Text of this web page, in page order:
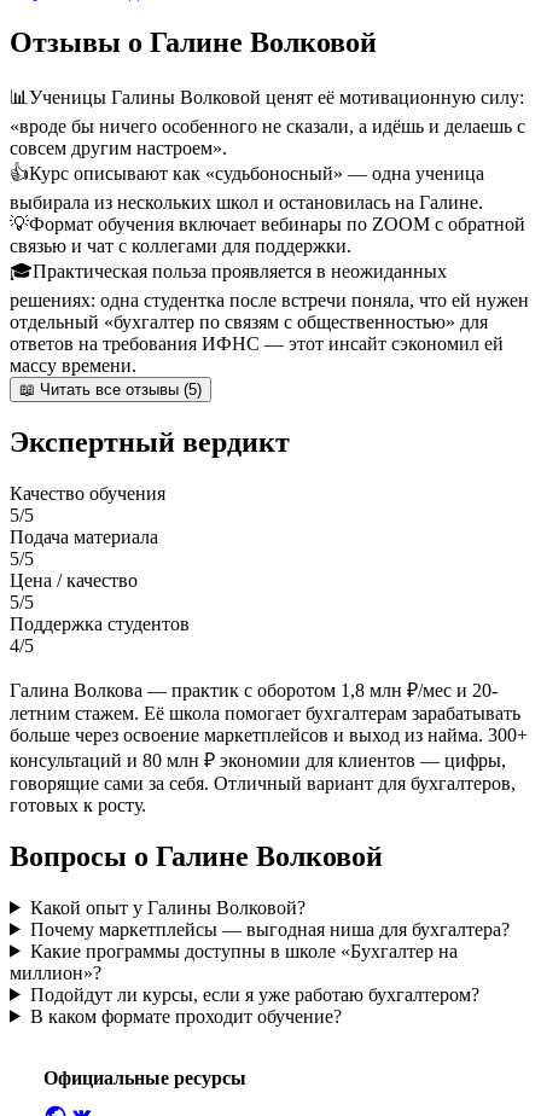
Отзывы о Галине Волковой
📊 Ученицы Галины Волковой ценят её мотивационную силу:
«вроде бы ничего особенного не сказали, а идёшь и делаешь с
совсем другим настроем».
👍Курс описывают как «судьбоносный» — одна ученица
выбирала из нескольких школ и остановилась на Галине.
💡Формат обучения включает вебинары по ZOOM с обратной
связью и чат с коллегами для поддержки.
🎓Практическая польза проявляется в неожиданных
решениях: одна студентка после встречи поняла, что ей нужен
отдельный «бухгалтер по связям с общественностью» для
ответов на требования ИФНС — этот инсайт сэкономил ей
массу времени.
📖 Читать все отзывы (5)
Экспертный вердикт
Качество обучения
5/5
Подача материала
5/5
Цена / качество
5/5
Поддержка студентов
4/5
Галина Волкова — практик с оборотом 1,8 млн ₽/мес и 20-
летним стажем. Её школа помогает бухгалтерам зарабатывать
больше через освоение маркетплейсов и выход из найма. 300+
консультаций и 80 млн ₽ экономии для клиентов — цифры,
говорящие сами за себя. Отличный вариант для бухгалтеров,
готовых к росту.
Вопросы о Галине Волковой
Какой опыт у Галины Волковой?
Почему маркетплейсы — выгодная ниша для бухгалтера?
Какие программы доступны в школе «Бухгалтер на
миллион»?
Подойдут ли курсы, если я уже работаю бухгалтером?
В каком формате проходит обучение?
Официальные ресурсы